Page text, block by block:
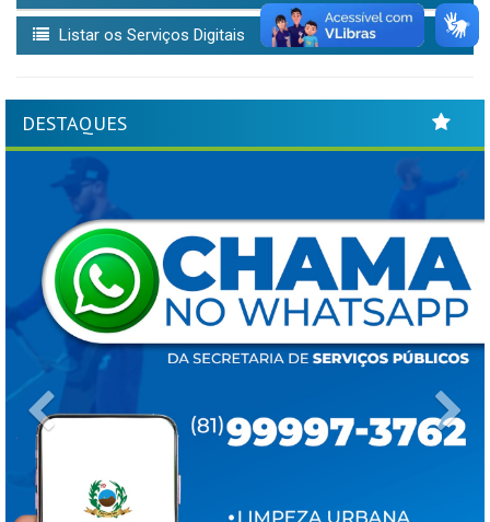
Listar os Serviços Digitais
DESTAQUES